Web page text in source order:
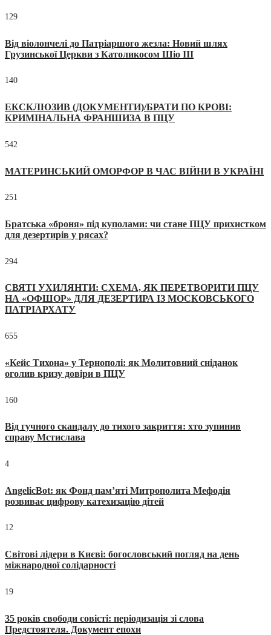
129
Від віолончелі до Патріаршого жезла: Новий шлях
Грузинської Церкви з Католикосом Шіо III
140
ЕКСКЛЮЗИВ (ДОКУМЕНТИ)/БРАТИ ПО КРОВІ:
КРИМІНАЛЬНА ФРАНШИЗА В ПЦУ
542
МАТЕРИНСЬКИЙ ОМОРФОР В ЧАС ВІЙНИ В УКРАЇНІ
251
Братська «броня» під куполами: чи стане ПЦУ прихистком
для дезертирів у рясах?
294
СВЯТІ УХИЛЯНТИ: СХЕМА, ЯК ПЕРЕТВОРИТИ ПЦУ
НА «ОФШОР» ДЛЯ ДЕЗЕРТИРА ІЗ МОСКОВСЬКОГО
ПАТРІАРХАТУ
655
«Кейс Тихона» у Тернополі: як Молитовний сніданок
оголив кризу довіри в ПЦУ
160
Від гучного скандалу до тихого закриття: хто зупинив
справу Мстислава
4
AngelicBot: як Фонд пам’яті Митрополита Мефодія
розвиває цифрову катехизацію дітей
12
Світові лідери в Києві: богословський погляд на день
міжнародної солідарності
19
35 років свободи совісті: періодизація зі слова
Предстоятеля. Документ епохи